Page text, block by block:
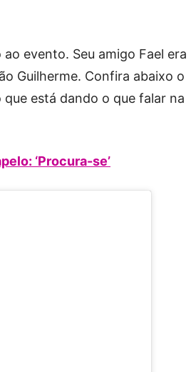
evento. Seu amigo Fael era
Guilherme. Confira abaixo o
está dando o que falar na
‘Procura-se’